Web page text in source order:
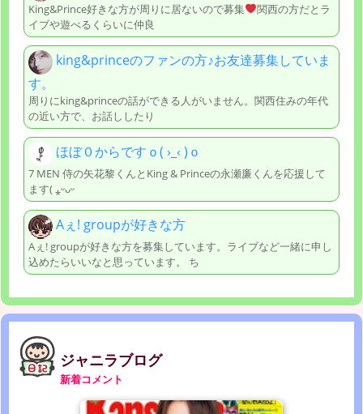
King&Prince好きな方が周りに居ないので募集
関西の方だとラ
イブや遊べるくらいに仲良
king&princeのファンの方♪お友達募集していま
す。
周りにking&princeの話ができる人がいません。関西住みの年代
の近い方で、お話ししたり
ほぼ０からですｏ( ›_‹ )ｏ
7 MEN 侍の矢花黎くんとKing & Princeの永瀬廉くんを応援して
ます( ⁎ᵕᴗᵕ
Aぇ! groupが好きな方
Aぇ! groupが好きな方を募集しています。ライブなど一緒に申し
込めたらいいなと思っています。 ち
ジャニラブログ
新着コメント